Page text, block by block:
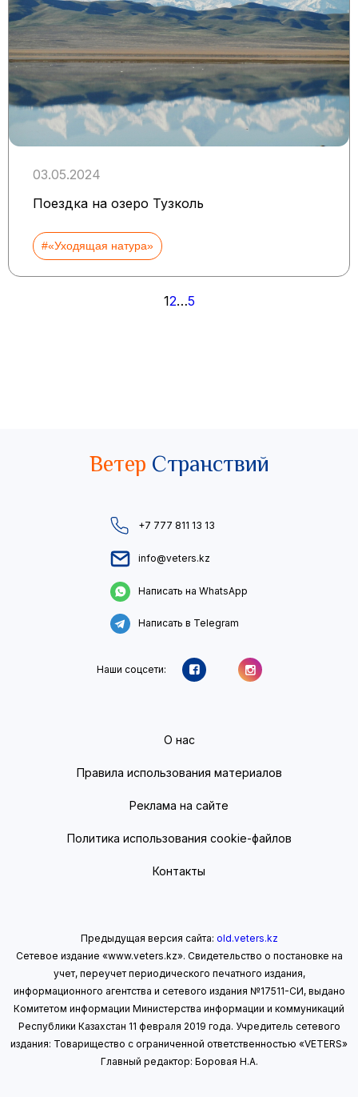
03.05.2024
Поездка на озеро Тузколь
#«Уходящая натура»
12…5
Ветер Странствий
+7 777 811 13 13
info@veters.kz
Написать на WhatsApp
Написать в Telegram
Наши соцсети:
О нас
Правила использования материалов
Реклама на сайте
Политика использования cookie-файлов
Контакты
Предыдущая версия сайта: old.veters.kz
Сетевое издание «www.veters.kz». Свидетельство о постановке на
учет, переучет периодического печатного издания,
информационного агентства и сетевого издания №17511-СИ, выдано
Комитетом информации Министерства информации и коммуникаций
Республики Казахстан 11 февраля 2019 года. Учредитель сетевого
издания: Товарищество с ограниченной ответственностью «VETERS»
Главный редактор: Боровая Н.А.